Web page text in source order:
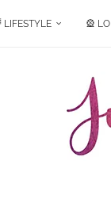
LIFESTYLE 🎡